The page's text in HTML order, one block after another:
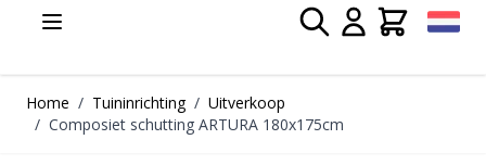
Home / Tuininrichting / Uitverkoop
/ Composiet schutting ARTURA 180x175cm